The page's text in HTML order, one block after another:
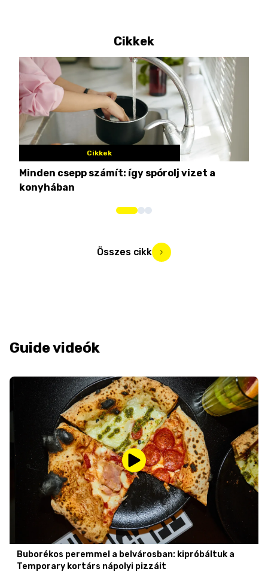
Cikkek
Cikkek
Minden csepp számít: így spórolj vizet a
konyhában
Összes cikk
Guide videók
Buborékos peremmel a belvárosban: kipróbáltuk a
Temporary kortárs nápolyi pizzáit